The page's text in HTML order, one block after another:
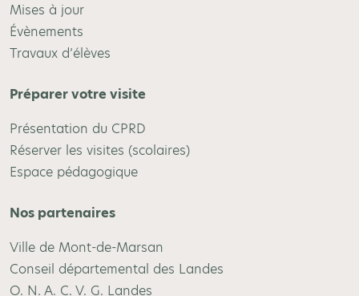
Mises à jour
Évènements
Travaux d’élèves
Préparer votre visite
Présentation du CPRD
Réserver les visites (scolaires)
Espace pédagogique
Nos partenaires
Ville de Mont-de-Marsan
Conseil départemental des Landes
O. N. A. C. V. G. Landes